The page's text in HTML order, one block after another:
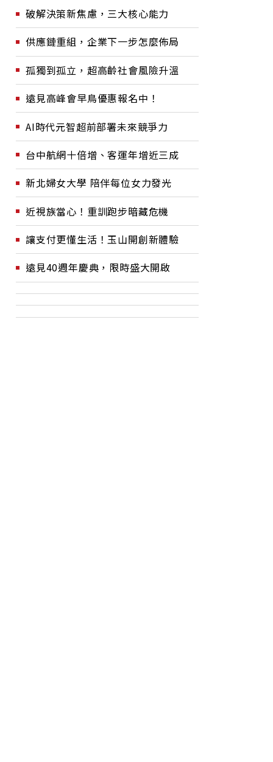
破解決策新焦慮，三大核心能力
供應鏈重組，企業下一步怎麼佈局
孤獨到孤立，超高齡社會風險升溫
遠見高峰會早鳥優惠報名中！
AI時代元智超前部署未來競爭力
台中航網十倍增、客運年增近三成
新北婦女大學 陪伴每位女力發光
近視族當心！重訓跑步暗藏危機
讓支付更懂生活！玉山開創新體驗
遠見40週年慶典，限時盛大開啟